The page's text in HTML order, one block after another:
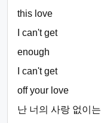
this love
I can't get
enough
I can't get
off your love
난 너의 사랑 없이는